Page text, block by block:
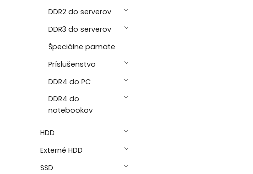
DDR2 do serverov
DDR3 do serverov
Špeciálne pamäte
Príslušenstvo
DDR4 do PC
DDR4 do
notebookov
HDD
Externé HDD
SSD